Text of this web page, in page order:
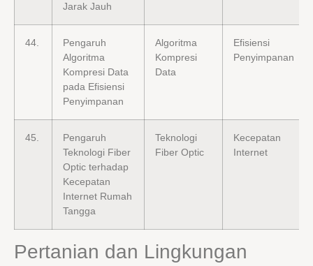
Jarak Jauh
44.
Pengaruh
Algoritma
Kompresi Data
pada Efisiensi
Penyimpanan
Algoritma
Kompresi
Data
Efisiensi
Penyimpanan
45.
Pengaruh
Teknologi Fiber
Optic terhadap
Kecepatan
Internet Rumah
Tangga
Teknologi
Fiber Optic
Kecepatan
Internet
Pertanian dan Lingkungan